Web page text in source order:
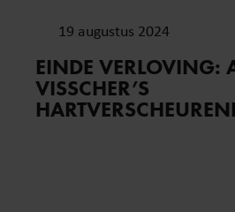
19 augustus 2024
EINDE VERLOVING:
VISSCHER’S